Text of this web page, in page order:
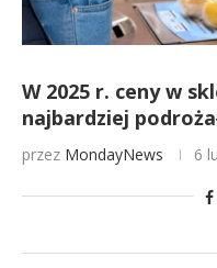
W 2025 r. ceny w
najbardziej
przez MondayNews 6